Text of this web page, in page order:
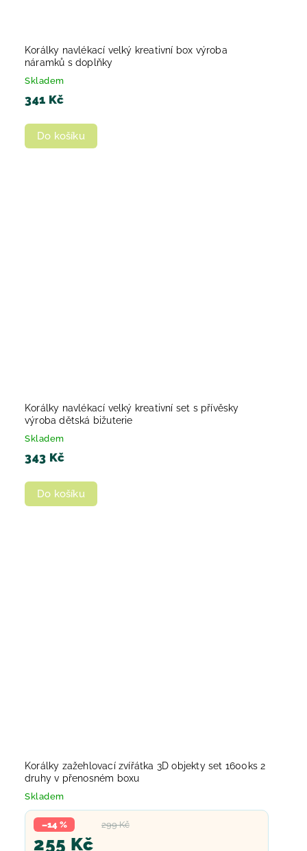
Korálky navlékací velký kreativní box výroba
náramků s doplňky
Skladem
341 Kč
Do košíku
Korálky navlékací velký kreativní set s přívěsky
výroba dětská bižuterie
Skladem
343 Kč
Do košíku
Korálky zažehlovací zvířátka 3D objekty set 1600ks 2
druhy v přenosném boxu
Skladem
299 Kč
–14 %
255 Kč